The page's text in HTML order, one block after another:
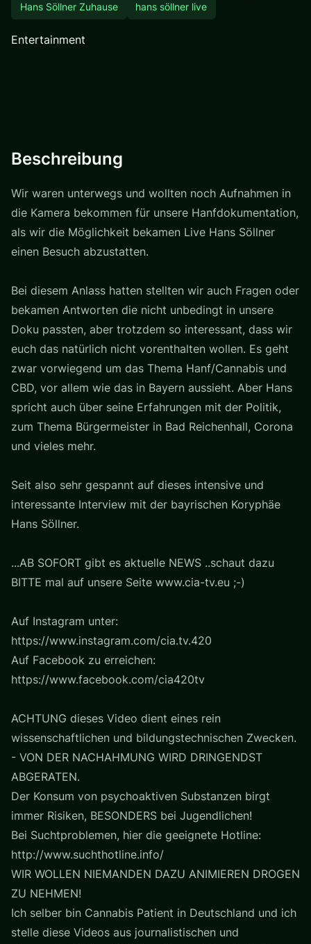
Hans Söllner Zuhause hans söllner live
Entertainment
Beschreibung
Wir waren unterwegs und wollten noch Aufnahmen in
die Kamera bekommen für unsere Hanfdokumentation,
als wir die Möglichkeit bekamen Live Hans Söllner
einen Besuch abzustatten.
Bei diesem Anlass hatten stellten wir auch Fragen oder
bekamen Antworten die nicht unbedingt in unsere
Doku passten, aber trotzdem so interessant, dass wir
euch das natürlich nicht vorenthalten wollen. Es geht
zwar vorwiegend um das Thema Hanf/Cannabis und
CBD, vor allem wie das in Bayern aussieht. Aber Hans
spricht auch über seine Erfahrungen mit der Politik,
zum Thema Bürgermeister in Bad Reichenhall, Corona
und vieles mehr.
Seit also sehr gespannt auf dieses intensive und
interessante Interview mit der bayrischen Koryphäe
Hans Söllner.
...AB SOFORT gibt es aktuelle NEWS ..schaut dazu
BITTE mal auf unsere Seite www.cia-tv.eu ;-)
Auf Instagram unter:
https://www.instagram.com/cia.tv.420
Auf Facebook zu erreichen:
https://www.facebook.com/cia420tv
ACHTUNG dieses Video dient eines rein
wissenschaftlichen und bildungstechnischen Zwecken.
- VON DER NACHAHMUNG WIRD DRINGENDST
ABGERATEN.
Der Konsum von psychoaktiven Substanzen birgt
immer Risiken, BESONDERS bei Jugendlichen!
Bei Suchtproblemen, hier die geeignete Hotline:
http://www.suchthotline.info/
WIR WOLLEN NIEMANDEN DAZU ANIMIEREN DROGEN
ZU NEHMEN!
Ich selber bin Cannabis Patient in Deutschland und ich
stelle diese Videos aus journalistischen und